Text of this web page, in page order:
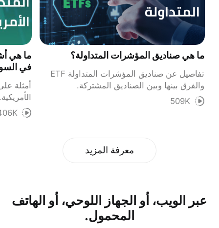
ما هي صناديق المؤشرات المتداولة؟
تفاصيل عن صناديق المؤشرات المتداولة ETF
والفرق بينها وبين الصناديق المشتركة.
509K
ما هي
في
أمثلة
معرفة المزيد
عبر الويب، أو الجهاز اللوحي، أو الهاتف
المحمول.